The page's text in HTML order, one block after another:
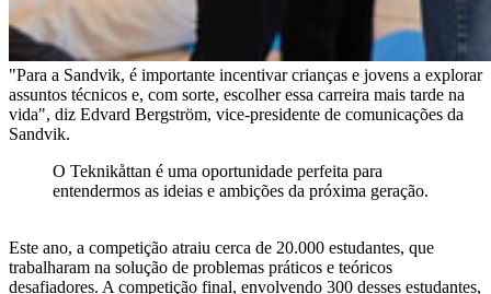
"Para a Sandvik, é importante incentivar crianças e jovens a explorar
assuntos técnicos e, com sorte, escolher essa carreira mais tarde na
vida", diz Edvard Bergström, vice-presidente de comunicações da
Sandvik.
O Teknikåttan é uma oportunidade perfeita para
entendermos as ideias e ambições da próxima geração.
Este ano, a competição atraiu cerca de 20.000 estudantes, que
trabalharam na solução de problemas práticos e teóricos
desafiadores. A competição final, envolvendo 300 desses estudantes,